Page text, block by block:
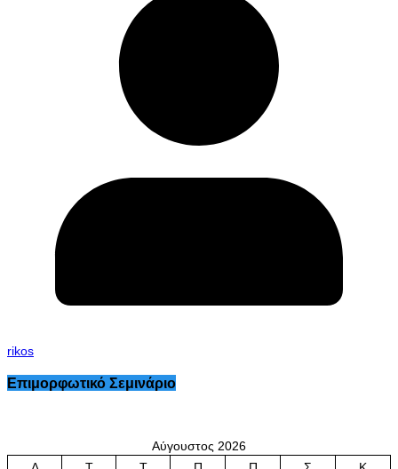
rikos
Επιμορφωτικό Σεμινάριο
Αύγουστος 2026